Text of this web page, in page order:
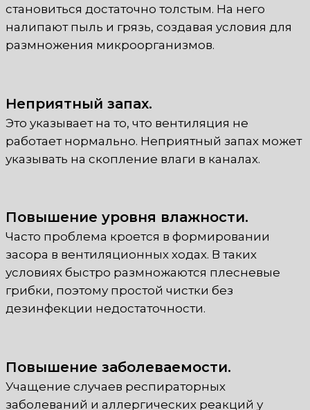
становиться достаточно толстым. На него
налипают пыль и грязь, создавая условия для
размножения микроорганизмов.
Неприятный запах.
Это указывает на то, что вентиляция не
работает нормально. Неприятный запах может
указывать на скопление влаги в каналах.
Повышение уровня влажности.
Часто проблема кроется в формировании
засора в вентиляционных ходах. В таких
условиях быстро размножаются плесневые
грибки, поэтому простой чистки без
дезинфекции недостаточности.
Повышение заболеваемости.
Учащение случаев респираторных
заболеваний и аллергических реакций у